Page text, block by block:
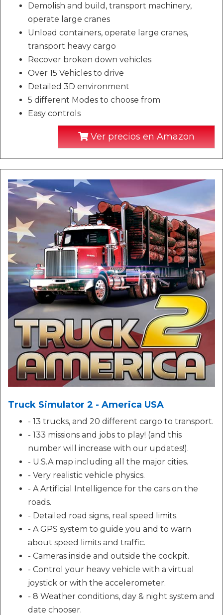
Demolish and build, transport machinery,
operate large cranes
Unload containers, operate large cranes,
transport heavy cargo
Recover broken down vehicles
Over 15 Vehicles to drive
Detailed 3D environment
5 different Modes to choose from
Easy controls
Ver precios en Amazon
Truck Simulator 2 - America USA
- 13 trucks, and 20 different cargo to transport.
- 133 missions and jobs to play! (and this
number will increase with our updates!).
- U.S.A map including all the major cities.
- Very realistic vehicle physics.
- A Artificial Intelligence for the cars on the
roads.
- Detailed road signs, real speed limits.
- A GPS system to guide you and to warn
about speed limits and traffic.
- Cameras inside and outside the cockpit.
- Control your heavy vehicle with a virtual
joystick or with the accelerometer.
- 8 Weather conditions, day & night system and
date chooser.